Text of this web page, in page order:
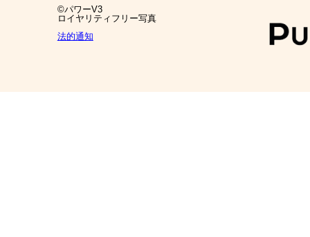
©パワーV3
ロイヤリティフリー写真
法的通知